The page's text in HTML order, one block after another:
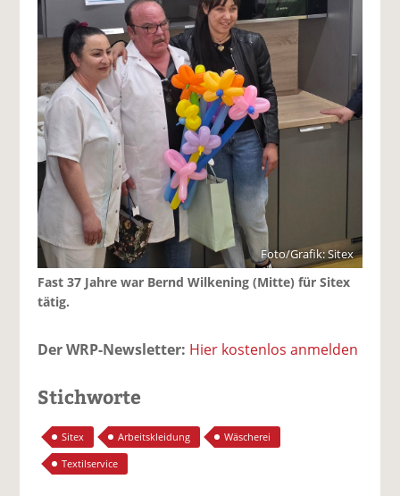
Foto/Grafik: Sitex
Fast 37 Jahre war Bernd Wilkening (Mitte) für Sitex
tätig.
Der WRP-Newsletter: Hier kostenlos anmelden
Stichworte
Sitex Arbeitskleidung
Wäscherei
Textilservice